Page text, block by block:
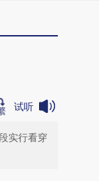
试听
实行看穿